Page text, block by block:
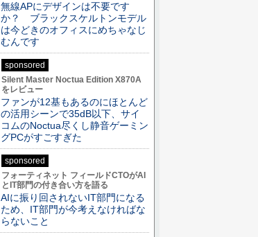
無線APにデザインは不要です
か？ ブラックスケルトンモデル
は今どきのオフィスにめちゃなじ
むんです
sponsored
Silent Master Noctua Edition X870A
をレビュー
ファンが12基もあるのにほとんど
の活用シーンで35dB以下、サイ
コムのNoctua尽くし静音ゲーミン
グPCがすごすぎた
sponsored
フォーティネット フィールドCTOがAI
とIT部門の付き合い方を語る
AIに振り回されないIT部門になる
ため、IT部門が今考えなければな
らないこと